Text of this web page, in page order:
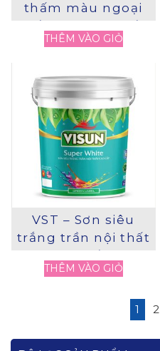
thấm màu ngoại
THÊM VÀO GIỎ
VST – Sơn siêu
trắng trần nội thất
cao cấp
THÊM VÀO GIỎ
1 2